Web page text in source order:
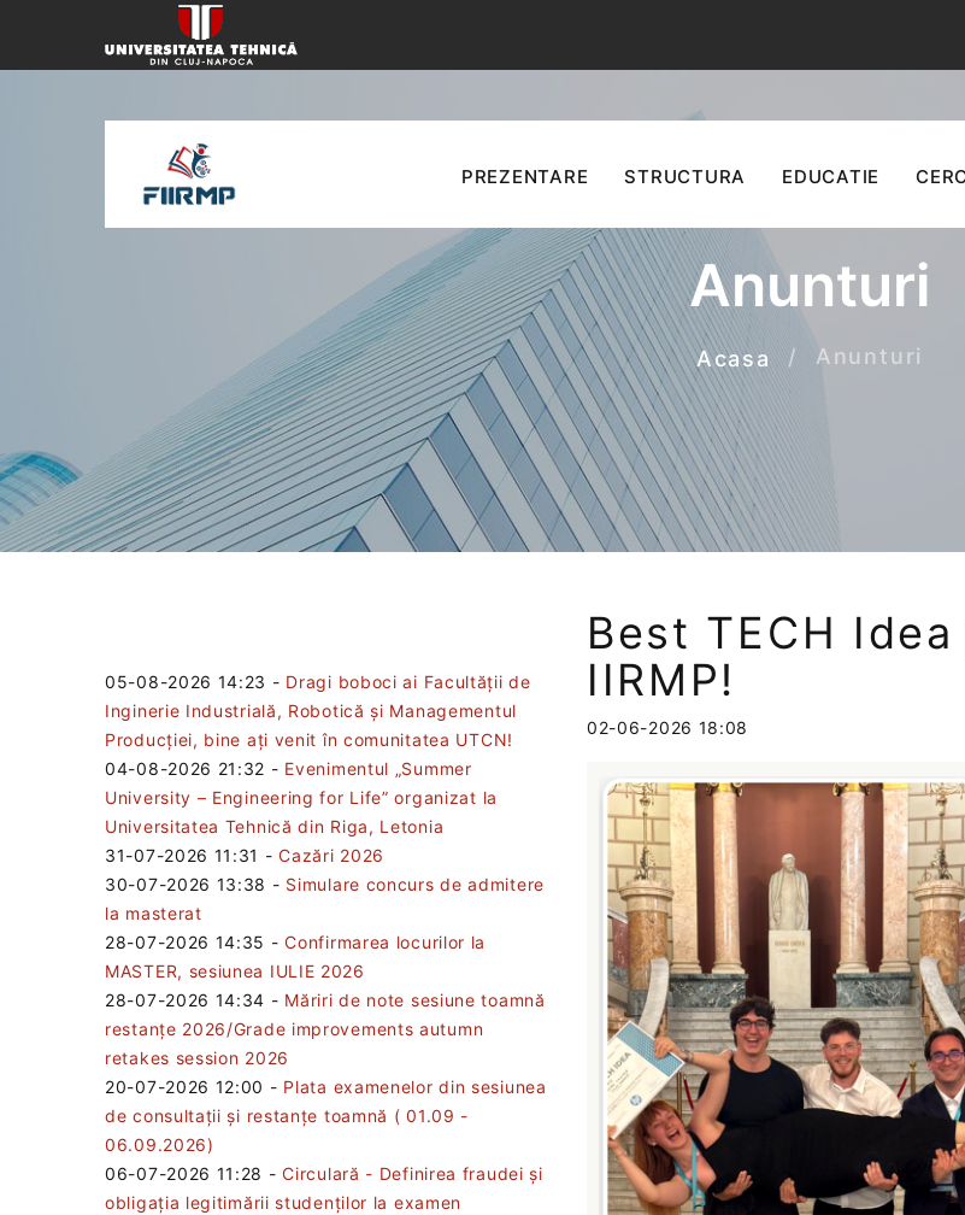
PREZENTARE STRUCTURA EDUCATIE
Anunturi
Acasa Anunturi
05-08-2026 14:23 - Dragi boboci ai Facultății de
Inginerie Industrială, Robotică și Managementul
Producției, bine ați venit în comunitatea UTCN!
04-08-2026 21:32 - Evenimentul „Summer
University – Engineering for Life” organizat la
Universitatea Tehnică din Riga, Letonia
31-07-2026 11:31 -Cazări 2026
30-07-2026 13:38 - Simulare concurs de admitere
la masterat
28-07-2026 14:35 -Confirmarea locurilor la
MASTER, sesiunea IULIE 2026
28-07-2026 14:34 - Măriri de note sesiune toamnă
restanțe 2026/Grade improvements autumn
retakes session 2026
20-07-2026 12:00 - Plata examenelor din sesiunea
de consultații și restanțe toamnă ( 01.09 -
06.09.2026)
06-07-2026 11:28 -Circulară - Definirea fraudei și
obligația legitimării studenților la examen
Best TECH
IIRMP!
02-06-2026 18:08